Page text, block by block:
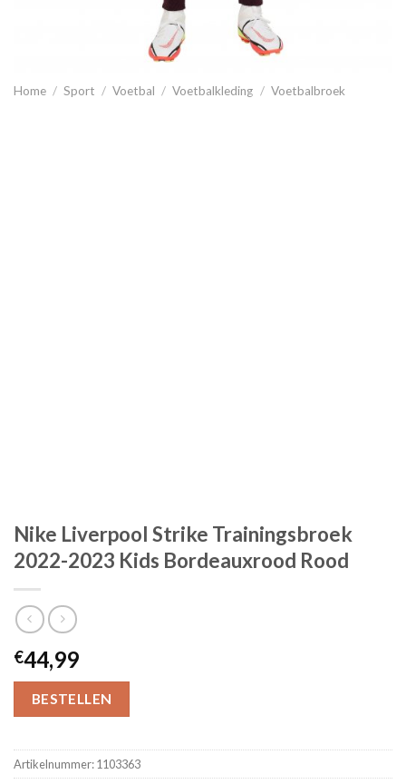
Home / Sport / Voetbal / Voetbalkleding / Voetbalbroek
Nike Liverpool Strike Trainingsbroek
2022-2023 Kids Bordeauxrood Rood
€44,99
BESTELLEN
Artikelnummer:1103363